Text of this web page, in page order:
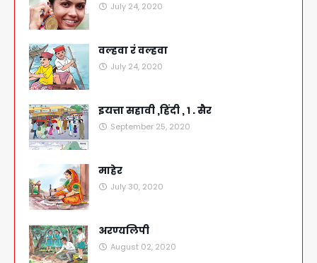
July 24, 2020
वल्हवा रं वल्हवा
July 24, 2020
इयत्ता सहावी ,हिंदी , १ . सैर
September 25, 2020
माहेर
July 30, 2020
अरण्यलिपी
August 02, 2020